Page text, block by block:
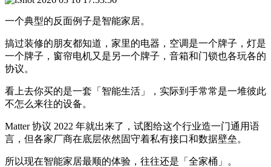
一个典型的反面例子是智能家居。
搞过装修的朋友都知道，家里的电器，空调是一个牌子，灯是
一个牌子，窗帘电机又是另一个牌子，音箱和门锁也各玩各的
协议。
看上去你买的是一套「智能生活」，实际到手常常是一堆彼此
不怎么来往的设备。
Matter 协议 2022 年就出来了，试图给这个行业造一门通用语
言，但各家厂商在底层依然固守着私有接口和数据壁垒。
所以现在智能家居最顺的体验，往往还是「全家桶」。